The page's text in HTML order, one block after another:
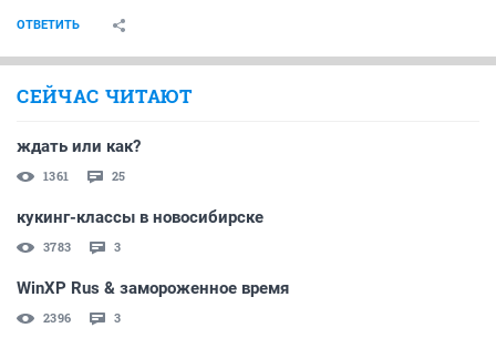
ОТВЕТИТЬ
СЕЙЧАС ЧИТАЮТ
ждать или как?
1361 25
кукинг-классы в новосибирске
3783 3
WinXP Rus & замороженное время
2396 3